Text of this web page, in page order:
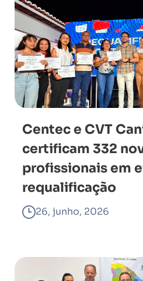
Centec e CVT
certificam 332
profissionais em
requalificação
26, junho, 2026